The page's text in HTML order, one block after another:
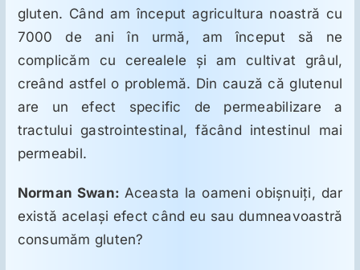
gluten. Când am început agricultura noastră cu
7000 de ani în urmă, am început să ne
complicăm cu cerealele şi am cultivat grâul,
creând astfel o problemă. Din cauză că glutenul
are un efect specific de permeabilizare a
tractului gastrointestinal, făcând intestinul mai
permeabil.
Norman Swan: Aceasta la oameni obişnuiţi, dar
există acelaşi efect când eu sau dumneavoastră
consumăm gluten?